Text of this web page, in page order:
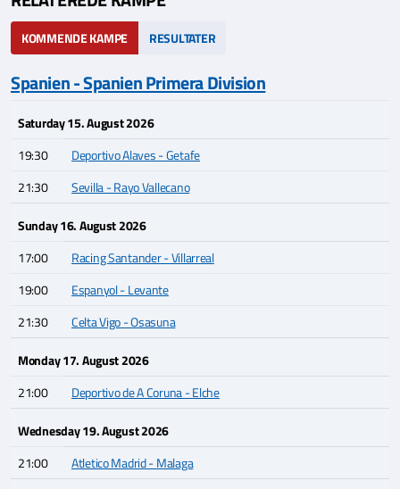
KOMMENDE KAMPE RESULTATER
Spanien - Spanien Primera Division
Saturday 15. August 2026
19:30
Deportivo Alaves - Getafe
21:30
Sevilla - Rayo Vallecano
Sunday 16. August 2026
17:00
Racing Santander - Villarreal
19:00
Espanyol - Levante
21:30
Celta Vigo - Osasuna
Monday 17. August 2026
21:00
Deportivo de A Coruna - Elche
Wednesday 19. August 2026
21:00
Atletico Madrid - Malaga